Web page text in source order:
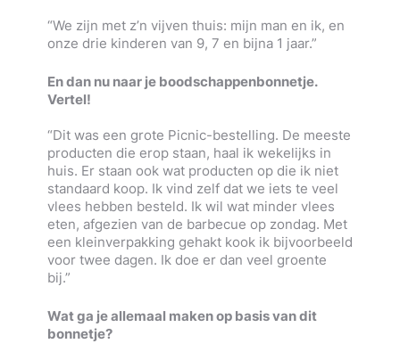
“We zijn met z’n vijven thuis: mijn man en ik, en
onze drie kinderen van 9, 7 en bijna 1 jaar.”
En dan nu naar je boodschappenbonnetje.
Vertel!
“Dit was een grote Picnic-bestelling. De meeste
producten die erop staan, haal ik wekelijks in
huis. Er staan ook wat producten op die ik niet
standaard koop. Ik vind zelf dat we iets te veel
vlees hebben besteld. Ik wil wat minder vlees
eten, afgezien van de barbecue op zondag. Met
een kleinverpakking gehakt kook ik bijvoorbeeld
voor twee dagen. Ik doe er dan veel groente
bij.”
Wat ga je allemaal maken op basis van dit
bonnetje?